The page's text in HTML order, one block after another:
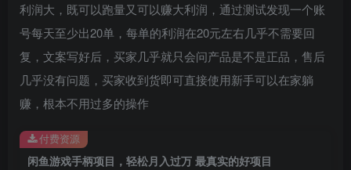
利润大，既可以跑量又可以赚大利润，通过测试发现一个账
号每天至少出20单，每单的利润在20元左右几乎不需要回
复，文案写好后，买家几乎就只会问产品是不是正品，售后
几乎没有问题，买家收到货即可直接使用新手可以在家躺
赚，根本不用过多的操作
闲鱼游戏手柄项目，轻松月入过万 最真实的好项目
付费资源